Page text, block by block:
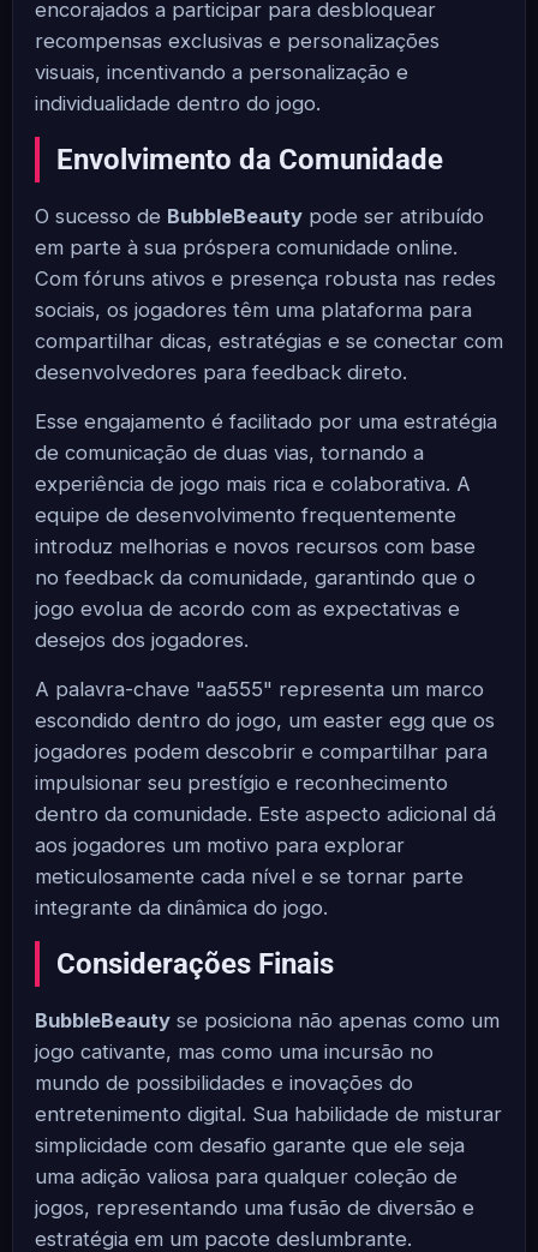
encorajados a participar para desbloquear
recompensas exclusivas e personalizações
visuais, incentivando a personalização e
individualidade dentro do jogo.
Envolvimento da Comunidade
O sucesso de BubbleBeauty pode ser atribuído
em parte à sua próspera comunidade online.
Com fóruns ativos e presença robusta nas redes
sociais, os jogadores têm uma plataforma para
compartilhar dicas, estratégias e se conectar com
desenvolvedores para feedback direto.
Esse engajamento é facilitado por uma estratégia
de comunicação de duas vias, tornando a
experiência de jogo mais rica e colaborativa. A
equipe de desenvolvimento frequentemente
introduz melhorias e novos recursos com base
no feedback da comunidade, garantindo que o
jogo evolua de acordo com as expectativas e
desejos dos jogadores.
A palavra-chave "aa555" representa um marco
escondido dentro do jogo, um easter egg que os
jogadores podem descobrir e compartilhar para
impulsionar seu prestígio e reconhecimento
dentro da comunidade. Este aspecto adicional dá
aos jogadores um motivo para explorar
meticulosamente cada nível e se tornar parte
integrante da dinâmica do jogo.
Considerações Finais
BubbleBeauty se posiciona não apenas como um
jogo cativante, mas como uma incursão no
mundo de possibilidades e inovações do
entretenimento digital. Sua habilidade de misturar
simplicidade com desafio garante que ele seja
uma adição valiosa para qualquer coleção de
jogos, representando uma fusão de diversão e
estratégia em um pacote deslumbrante.